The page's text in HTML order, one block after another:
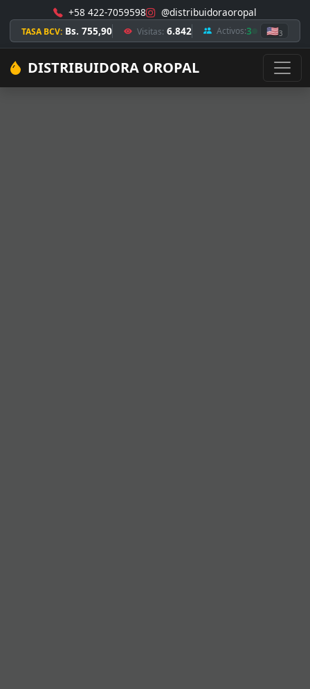
+58 422-7059598 @distribuidoraoropal
TASA BCV: Bs. 755,90 Visitas: 6.842 Activos:3 🇺🇸3
DISTRIBUIDORA OROPAL